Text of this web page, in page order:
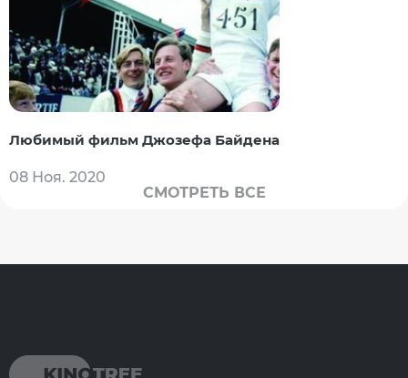
Любимый фильм Джозефа Байдена
08 Ноя. 2020
СМОТРЕТЬ ВСЕ